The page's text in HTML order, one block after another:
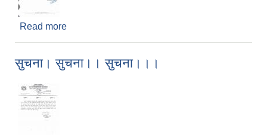
Read more
सुचना। सुचना।। सुचना।।।